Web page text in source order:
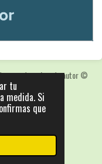
tu
medida. Si
que
con derechos de autor©